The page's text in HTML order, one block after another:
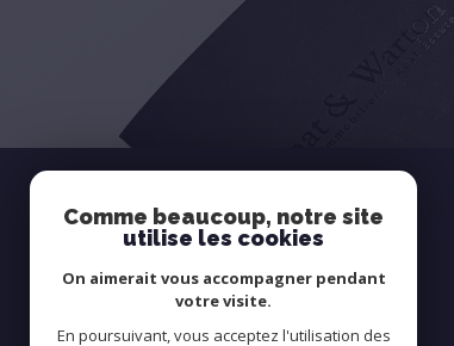
SE
connecter
Comme beaucoup, notre site
utilise les cookies
On aimerait vous accompagner pendant
votre visite.
En poursuivant, vous acceptez l'utilisation des